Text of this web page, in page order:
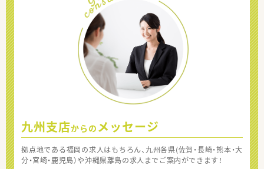
九州支店からの メッセージ
拠点地である福岡の求人はもちろん、九州各県(佐賀・長崎・熊本・大
分・宮崎・鹿児島）や沖縄県離島の求人までご案内ができます！